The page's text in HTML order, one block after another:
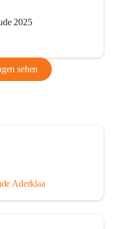
2025
sehen
Aderklaa